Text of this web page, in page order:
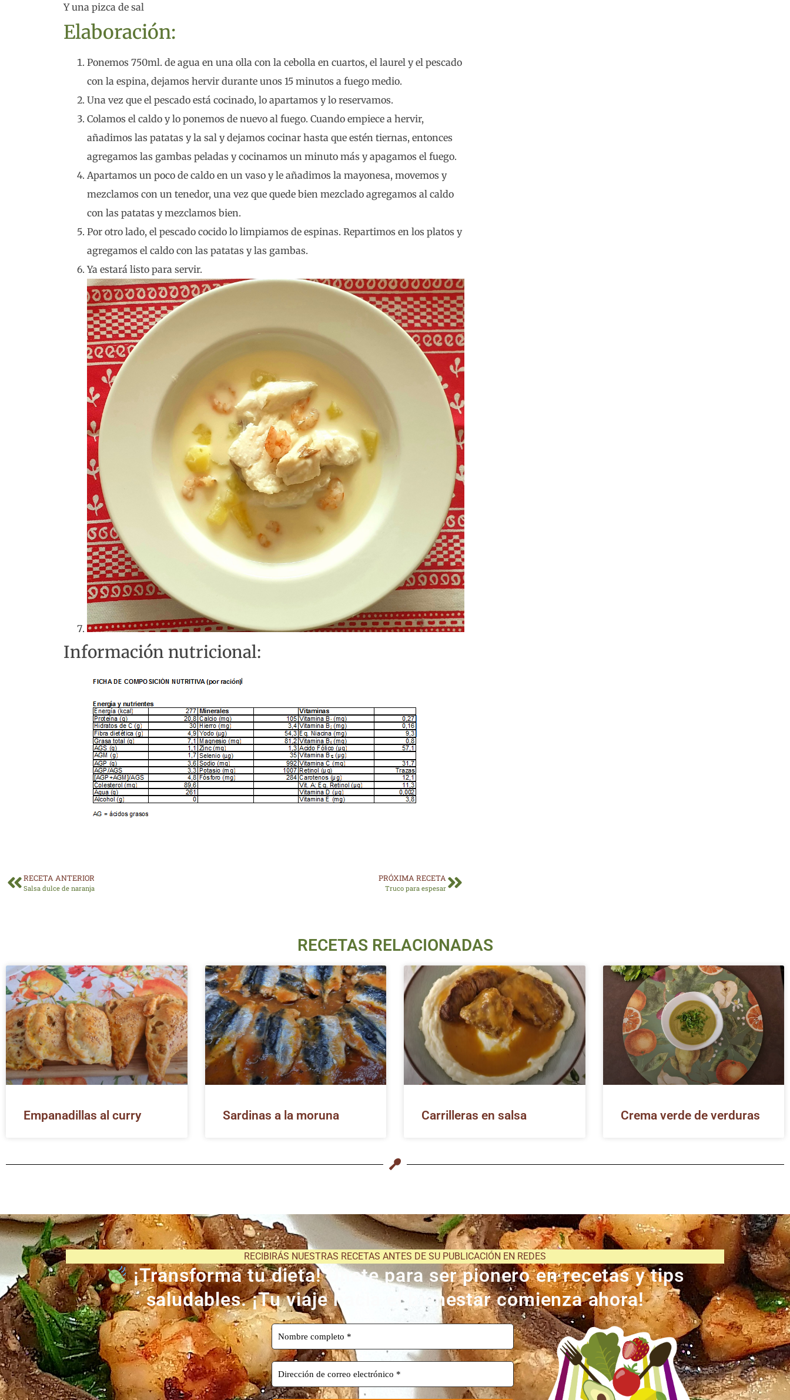
Y una pizca de sal
Elaboración:
Ponemos 750ml. de agua en una olla con la cebolla en cuartos, el laurel y el pescado
con la espina, dejamos hervir durante unos 15 minutos a fuego medio.
Una vez que el pescado está cocinado, lo apartamos y lo reservamos.
Colamos el caldo y lo ponemos de nuevo al fuego. Cuando empiece a hervir,
añadimos las patatas y la sal y dejamos cocinar hasta que estén tiernas, entonces
agregamos las gambas peladas y cocinamos un minuto más y apagamos el fuego.
Apartamos un poco de caldo en un vaso y le añadimos la mayonesa, movemos y
mezclamos con un tenedor, una vez que quede bien mezclado agregamos al caldo
con las patatas y mezclamos bien.
Por otro lado, el pescado cocido lo limpiamos de espinas. Repartimos en los platos y
agregamos el caldo con las patatas y las gambas.
Ya estará listo para servir.
Información nutricional:
RECETA ANTERIOR
Salsa dulce de naranja
PRÓXIMA RECETA
Truco para espesar
RECETAS RELACIONADAS
Empanadillas al curry Sardinas a la moruna Carrilleras en salsa Crema verde de verduras
RECIBIRÁS NUESTRAS RECETAS ANTES DE SU PUBLICACIÓN EN REDES
¡Transforma tu dieta! Únete para ser pionero en recetas y tips
saludables. ¡Tu viaje hacia el bienestar comienza ahora!